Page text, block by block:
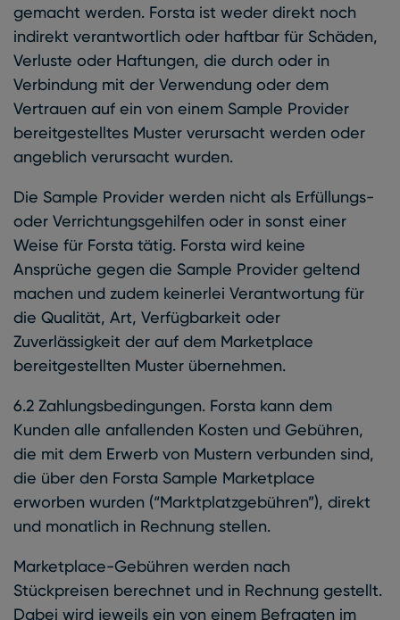
gemacht werden. Forsta ist weder direkt noch
indirekt verantwortlich oder haftbar für Schäden,
Verluste oder Haftungen, die durch oder in
Verbindung mit der Verwendung oder dem
Vertrauen auf ein von einem Sample Provider
bereitgestelltes Muster verursacht werden oder
angeblich verursacht wurden.
Die Sample Provider werden nicht als Erfüllungs-
oder Verrichtungsgehilfen oder in sonst einer
Weise für Forsta tätig. Forsta wird keine
Ansprüche gegen die Sample Provider geltend
machen und zudem keinerlei Verantwortung für
die Qualität, Art, Verfügbarkeit oder
Zuverlässigkeit der auf dem Marketplace
bereitgestellten Muster übernehmen.
6.2 Zahlungsbedingungen. Forsta kann dem
Kunden alle anfallenden Kosten und Gebühren,
die mit dem Erwerb von Mustern verbunden sind,
die über den Forsta Sample Marketplace
erworben wurden (“Marktplatzgebühren”), direkt
und monatlich in Rechnung stellen.
Marketplace-Gebühren werden nach
Stückpreisen berechnet und in Rechnung gestellt.
Dabei wird jeweils ein von einem Befragten im